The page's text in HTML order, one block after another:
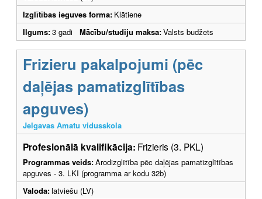
Izglītības ieguves forma: Klātiene
Ilgums:3 gadi Mācību/studiju maksa:Valsts budžets
Frizieru pakalpojumi (pēc
daļējas pamatizglītības
apguves)
Jelgavas Amatu vidusskola
Profesionālā kvalifikācija: Frizieris (3. PKL)
Programmas veids:Arodizglītība pēc daļējas pamatizglītības
apguves - 3. LKI (programma ar kodu 32b)
Valoda:latviešu (LV)